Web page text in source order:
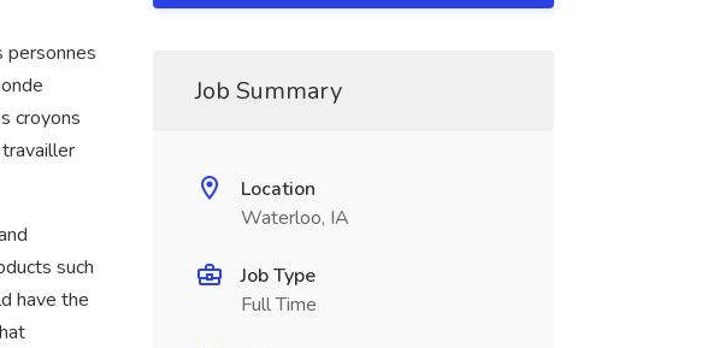
personnes
croyons
such
have the
Job Summary
Location
Waterloo, IA
Job Type
Full Time